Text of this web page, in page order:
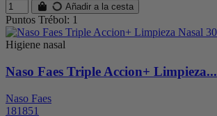
Añadir a la cesta
Puntos Trébol: 1
Higiene nasal
Naso Faes Triple Accion+ Limpieza...
Naso Faes
181851